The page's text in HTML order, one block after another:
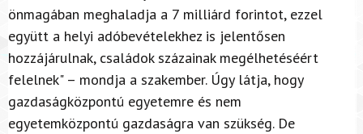
önmagában meghaladja a 7 milliárd forintot, ezzel
együtt a helyi adóbevételekhez is jelentősen
hozzájárulnak, családok százainak megélhetéséért
felelnek" – mondja a szakember. Úgy látja, hogy
gazdaságközpontú egyetemre és nem
egyetemközpontú gazdaságra van szükség. De